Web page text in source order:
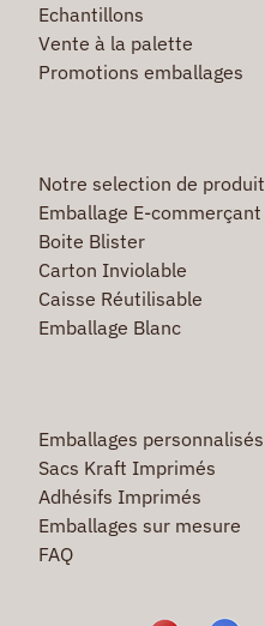
Echantillons
Vente à la palette
Promotions emballages
Notre selection de produit
Emballage E-commerçant
Boite Blister
Carton Inviolable
Caisse Réutilisable
Emballage Blanc
Emballages personnalisés
Sacs Kraft Imprimés
Adhésifs Imprimés
Emballages sur mesure
FAQ